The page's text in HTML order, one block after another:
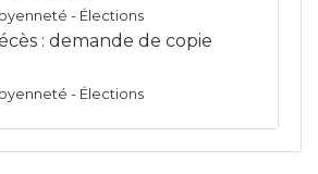
- Élections
: demande de copie
- Élections